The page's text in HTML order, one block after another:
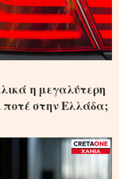
η μεγαλύτερη
ποτέ στην Ελλάδα;